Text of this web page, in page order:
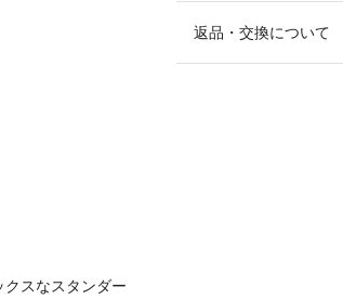
返品・交換について
スなスタンダー